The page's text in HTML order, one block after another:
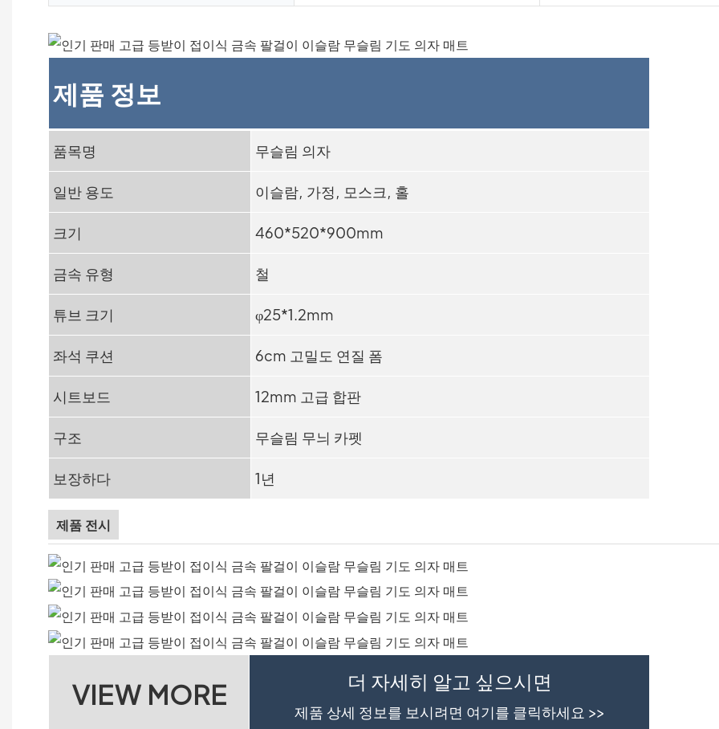
제품 정보
품목명 무슬림 의자
일반 용도 이슬람, 가정, 모스크, 홀
크기 460*520*900mm
금속 유형 철
튜브 크기 φ25*1.2mm
좌석 쿠션 6cm 고밀도 연질 폼
시트보드 12mm 고급 합판
구조 무슬림 무늬 카펫
보장하다 1년
제품 전시
VIEW MORE 더 자세히 알고 싶으시면
제품 상세 정보를 보시려면 여기를 클릭하세요 >>